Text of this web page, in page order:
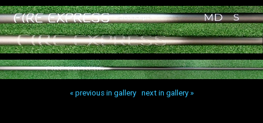
« previous in gallery next in gallery »